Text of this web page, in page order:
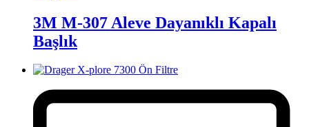
3M M-307 Aleve Dayanıklı Kapalı
Başlık